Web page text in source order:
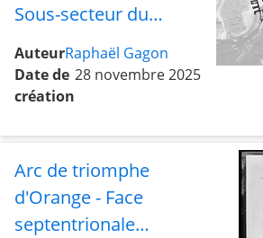
Sous-secteur du
AuteurRaphaël Gagon
Date de
création
28 novembre 2025
Arc de triomphe
d'Orange - Face
septentrionale